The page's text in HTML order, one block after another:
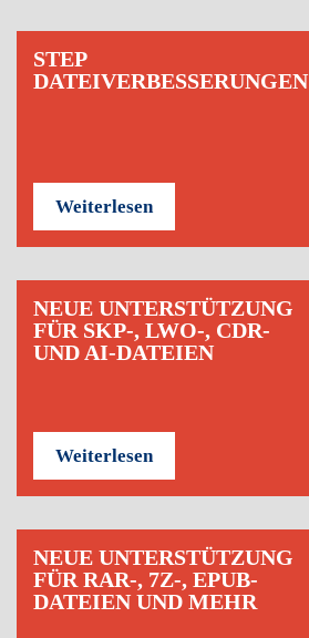
STEP
DATEIVERBESSERUNGEN
Weiterlesen
NEUE UNTERSTÜTZUNG
FÜR SKP-, LWO-, CDR-
UND AI-DATEIEN
Weiterlesen
NEUE UNTERSTÜTZUNG
FÜR RAR-, 7Z-, EPUB-
DATEIEN UND MEHR